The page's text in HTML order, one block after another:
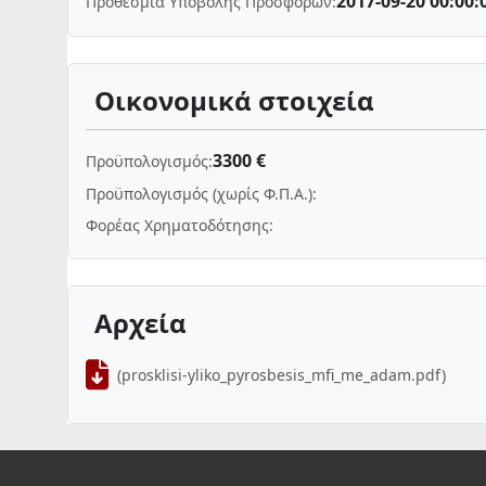
Οικονομικά στοιχεία
Προϋπολογισμός:3300 €
Προϋπολογισμός (χωρίς Φ.Π.Α.):
Φορέας Χρηματοδότησης:
Αρχεία
(prosklisi-yliko_pyrosbesis_mfi_me_adam.pdf)